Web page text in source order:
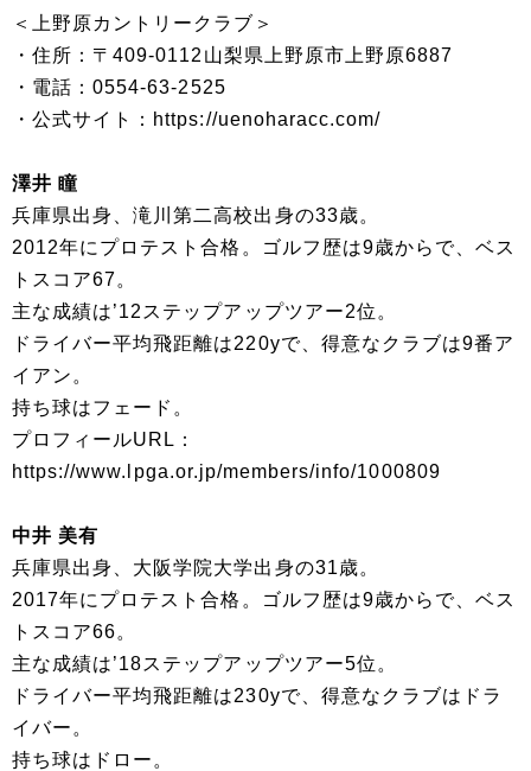
＜上野原カントリークラブ＞
・住所：〒409-0112山梨県上野原市上野原6887
・電話：0554-63-2525
・公式サイト：https://uenoharacc.com/
澤井 瞳
兵庫県出身、滝川第二高校出身の33歳。
2012年にプロテスト合格。ゴルフ歴は9歳からで、ベス
トスコア67。
主な成績は’12ステップアップツアー2位。
ドライバー平均飛距離は220yで、得意なクラブは9番ア
イアン。
持ち球はフェード。
プロフィールURL：
https://www.lpga.or.jp/members/info/1000809
中井 美有
兵庫県出身、大阪学院大学出身の31歳。
2017年にプロテスト合格。ゴルフ歴は9歳からで、ベス
トスコア66。
主な成績は’18ステップアップツアー5位。
ドライバー平均飛距離は230yで、得意なクラブはドラ
イバー。
持ち球はドロー。